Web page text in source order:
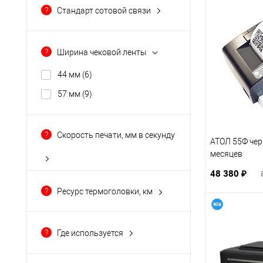
SIM-карта (опция) (6)
?
Стандарт сотовой связи
?
Ширина чековой ленты
44 мм (6)
57 мм (9)
? Скорость печати, мм в секунду
? Ресурс термоголовки, км
?
Где используется
АТОЛ 55Ф
месяцев
48 380 ₽